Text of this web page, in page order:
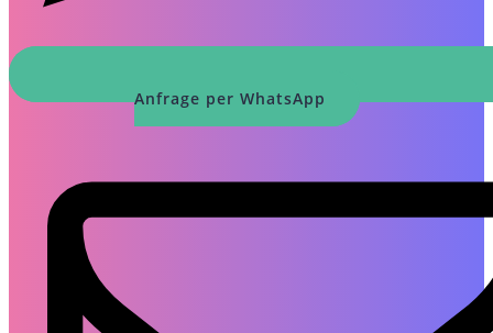
Anfrage per WhatsApp